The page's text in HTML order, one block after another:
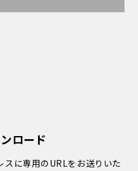
ロード
スに専用のURLをお送りいた